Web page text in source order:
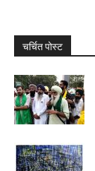
चर्चित पोस्ट